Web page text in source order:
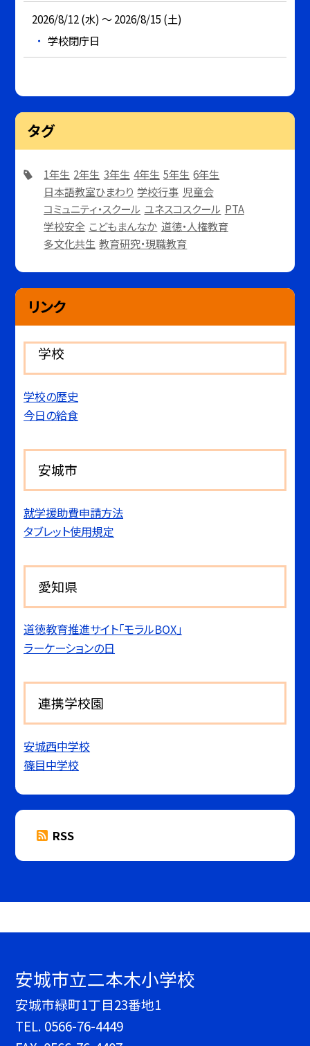
2026/8/12 (水) ～ 2026/8/15 (土)
学校閉庁日
タグ
1年生 2年生 3年生 4年生 5年生 6年生
日本語教室ひまわり 学校行事 児童会
コミュニティ・スクール ユネスコスクール PTA
学校安全 こどもまんなか 道徳・人権教育
多文化共生 教育研究・現職教育
リンク
学校
学校の歴史
今日の給食
安城市
就学援助費申請方法
タブレット使用規定
愛知県
道徳教育推進サイト「モラルBOX」
ラーケーションの日
連携学校園
安城西中学校
篠目中学校
RSS
安城市立二本木小学校
安城市緑町1丁目23番地1
TEL. 0566-76-4449